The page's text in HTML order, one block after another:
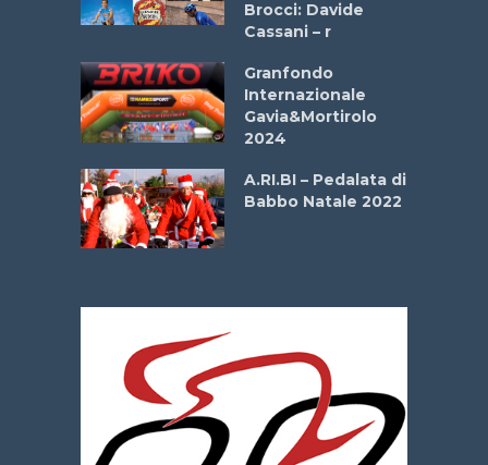
Brocci: Davide
Cassani – r
Granfondo
Internazionale
Gavia&Mortirolo
2024
A.RI.BI – Pedalata di
Babbo Natale 2022